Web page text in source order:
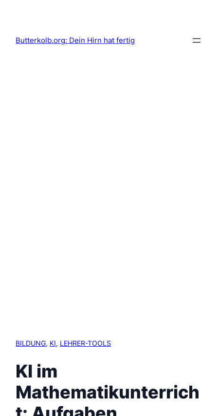
Butterkolb.org: Dein Hirn hat fertig
BILDUNG, KI, LEHRER-TOOLS
KI im
Mathematikunterrich